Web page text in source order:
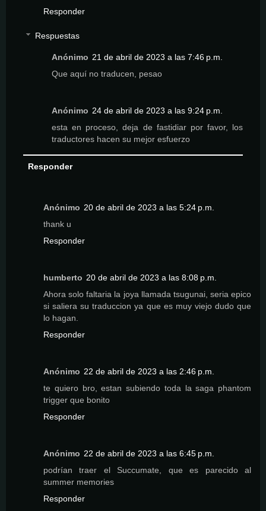
Responder
Respuestas
Anónimo 21 de abril de 2023 a las 7:46 p.m.
Que aquí no traducen, pesao
Anónimo 24 de abril de 2023 a las 9:24 p.m.
esta en proceso, deja de fastidiar por favor, los
traductores hacen su mejor esfuerzo
Responder
Anónimo 20 de abril de 2023 a las 5:24 p.m.
thank u
Responder
humberto 20 de abril de 2023 a las 8:08 p.m.
Ahora solo faltaria la joya llamada tsugunai, seria epico
si saliera su traduccion ya que es muy viejo dudo que
lo hagan.
Responder
Anónimo 22 de abril de 2023 a las 2:46 p.m.
te quiero bro, estan subiendo toda la saga phantom
trigger que bonito
Responder
Anónimo 22 de abril de 2023 a las 6:45 p.m.
podrían traer el Succumate, que es parecido al
summer memories
Responder